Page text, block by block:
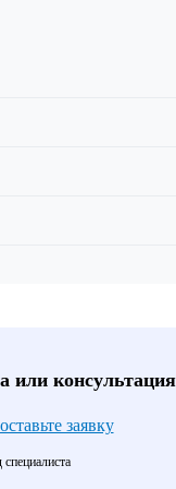
или
оставьте заявку